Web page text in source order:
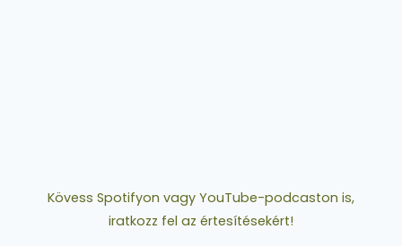
Kövess Spotifyon vagy YouTube-podcaston is,
iratkozz fel az értesítésekért!